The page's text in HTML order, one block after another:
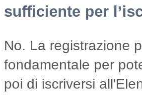
sufficiente per
No. La registrazione
fondamentale per
poi di iscriversi